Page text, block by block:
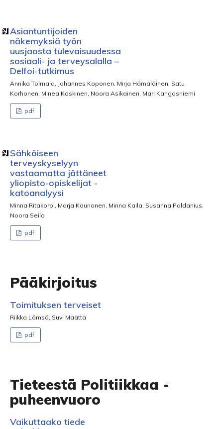
Asiantuntijoiden
näkemyksiä työn
uusjaosta tulevaisuudessa
sosiaali- ja terveysalalla –
Delfoi-tutkimus
Annika Tolmala, Johannes Koponen, Mirja Hämäläinen, Satu
Korhonen, Minea Koskinen, Noora Asikainen, Mari Kangasniemi
pdf
Sähköiseen
terveyskyselyyn
vastaamatta jättäneet
yliopisto-opiskelijat -
katoanalyysi
Minna Ritakorpi, Marja Kaunonen, Minna Kaila, Susanna Paldanius,
Noora Seilo
pdf
Pääkirjoitus
Toimituksen terveiset
Riikka Lämsä, Suvi Määttä
pdf
Tieteestä Politiikkaa -
puheenvuoro
Vaikuttaako tiede